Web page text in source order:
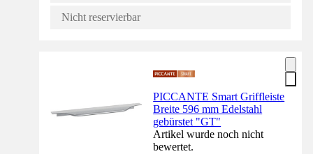
Nicht reservierbar
PICCANTE Smart Griffleiste
Breite 596 mm Edelstahl
gebürstet "GT"
Artikel wurde noch nicht
bewertet.